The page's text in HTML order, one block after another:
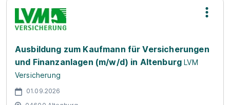
Ausbildung zum Kaufmann für Versicherungen
und Finanzanlagen (m/w/d) in Altenburg LVM
Versicherung
01.09.2026